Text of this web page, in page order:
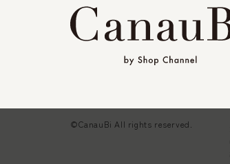
©CanauBi All rights reserved.